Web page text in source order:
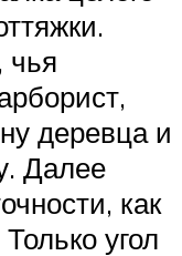
чья
деревца и
Далее
как
угол